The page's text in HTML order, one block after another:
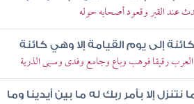
عند القبر وقعود أصحابه حوله
إلى يوم القيامة إلا وهي كائنة
رقيقا فوهب وباع وجامع وفدى وسبى الذرية
نتنزل إلا بأمر ربك له ما بين أيدينا وما